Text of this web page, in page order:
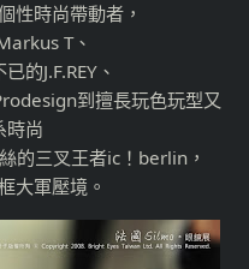
性時尚帶動者，
T、
的J.F.REY、
到擅長玩色玩型又
時尚
的三叉王者ic！berlin，
大軍壓境。